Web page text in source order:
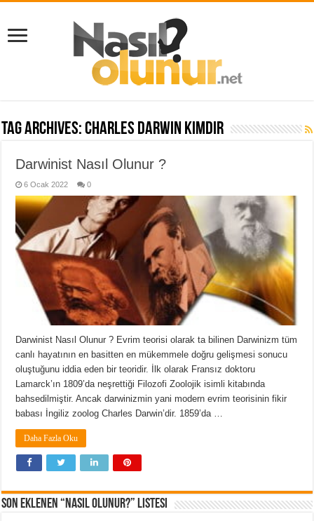
Tag Archives:Charles Darwin kimdir
Darwinist Nasıl Olunur ?
6 Ocak 2022 0
Darwinist Nasıl Olunur ? Evrim teorisi olarak ta bilinen Darwinizm tüm
canlı hayatının en basitten en mükemmele doğru gelişmesi sonucu
oluştuğunu iddia eden bir teoridir. İlk olarak Fransız doktoru
Lamarck’ın 1809’da neşrettiği Filozofi Zoolojik isimli kitabında
bahsedilmiştir. Ancak darwinizmin yani modern evrim teorisinin fikir
babası İngiliz zoolog Charles Darwin’dir. 1859’da …
Daha Fazla Oku
Son Eklenen “Nasıl Olunur?” Listesi